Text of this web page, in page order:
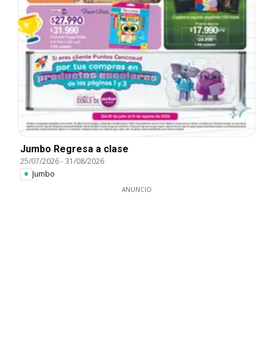
Jumbo Regresa a clase
25/07/2026-31/08/2026
Jumbo
ANUNCIO